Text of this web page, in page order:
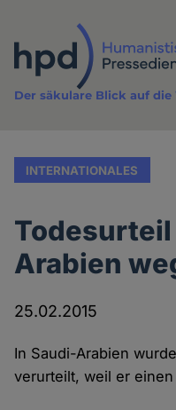
Inhalt
Der säkulare Blick auf die
INTERNATIONALES
Arabien
25.02.2015
In Saudi-Arabien
verurteilt, weil er